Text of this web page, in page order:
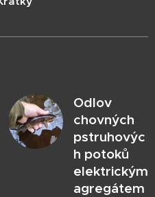
Odlov
chovných
pstruhovýc
h potoků
elektrickým
agregátem